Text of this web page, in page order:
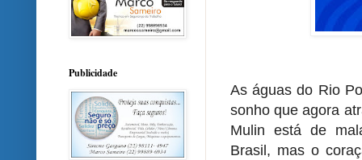
As águas do Rio
sonho que agora
Mulin está de
Brasil, mas o
Publicidade